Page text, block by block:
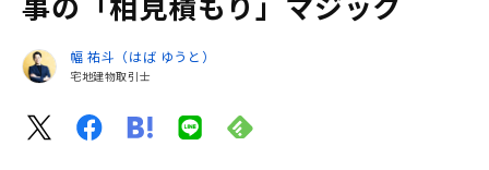
幅 祐斗（はば ゆうと）
宅地建物取引士